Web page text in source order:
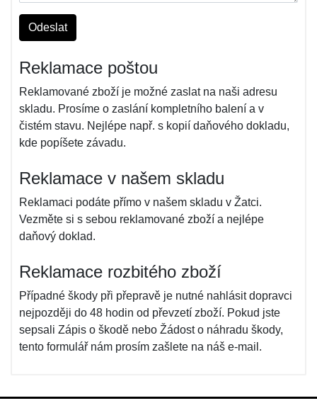
Odeslat
Reklamace poštou
Reklamované zboží je možné zaslat na naši adresu
skladu. Prosíme o zaslání kompletního balení a v
čistém stavu. Nejlépe např. s kopií daňového dokladu,
kde popíšete závadu.
Reklamace v našem skladu
Reklamaci podáte přímo v našem skladu v Žatci.
Vezměte si s sebou reklamované zboží a nejlépe
daňový doklad.
Reklamace rozbitého zboží
Případné škody při přepravě je nutné nahlásit dopravci
nejpozději do 48 hodin od převzetí zboží. Pokud jste
sepsali Zápis o škodě nebo Žádost o náhradu škody,
tento formulář nám prosím zašlete na náš e-mail.